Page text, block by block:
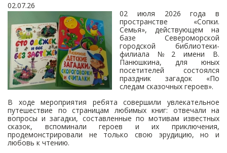
02.07.26
02 июля 2026 года в
пространстве «Сопки.
Семья», действующем на
базе Североморской
городской библиотеки-
филиала №2 имени В.
Панюшкина, для юных
посетителей состоялся
праздник загадок «По
следам сказочных героев».
В ходе мероприятия ребята совершили увлекательное
путешествие по страницам любимых книг: отвечали на
вопросы и загадки, составленные по мотивам известных
сказок, вспоминали героев и их приключения,
продемонстрировали не только свою эрудицию, но и
любовь к чтению.